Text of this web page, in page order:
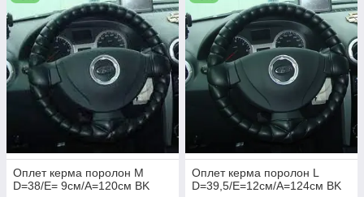
Оплет керма поролон M
D=38/E= 9см/A=120см BK
Оплет керма поролон L
D=39,5/E=12см/A=124см BK